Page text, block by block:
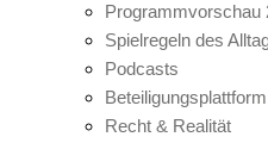
Programmvorschau
Spielregeln des
Podcasts
Beteiligungsplattform
Recht & Realität